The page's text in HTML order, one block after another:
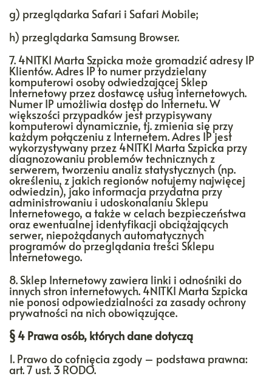
g) przeglądarka Safari i Safari Mobile;
h) przeglądarka Samsung Browser.
7. 4NITKI Marta Szpicka może gromadzić adresy IP
Klientów. Adres IP to numer przydzielany
komputerowi osoby odwiedzającej Sklep
Internetowy przez dostawcę usług internetowych.
Numer IP umożliwia dostęp do Internetu. W
większości przypadków jest przypisywany
komputerowi dynamicznie, tj. zmienia się przy
każdym połączeniu z Internetem. Adres IP jest
wykorzystywany przez 4NITKI Marta Szpicka przy
diagnozowaniu problemów technicznych z
serwerem, tworzeniu analiz statystycznych (np.
określeniu, z jakich regionów notujemy najwięcej
odwiedzin), jako informacja przydatna przy
administrowaniu i udoskonalaniu Sklepu
Internetowego, a także w celach bezpieczeństwa
oraz ewentualnej identyfikacji obciążających
serwer, niepożądanych automatycznych
programów do przeglądania treści Sklepu
Internetowego.
8. Sklep Internetowy zawiera linki i odnośniki do
innych stron internetowych. 4NITKI Marta Szpicka
nie ponosi odpowiedzialności za zasady ochrony
prywatności na nich obowiązujące.
§ 4 Prawa osób, których dane dotyczą
1. Prawo do cofnięcia zgody – podstawa prawna:
art. 7 ust. 3 RODO.